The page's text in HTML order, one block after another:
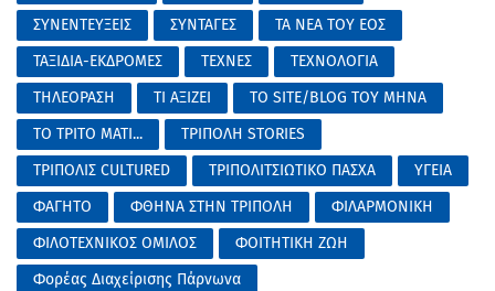
ΣΥΝΕΝΤΕΥΞΕΙΣ
ΣΥΝΤΑΓΕΣ
ΤΑ ΝΕΑ ΤΟΥ ΕΟΣ
ΤΑΞΙΔΙΑ-ΕΚΔΡΟΜΕΣ
ΤΕΧΝΕΣ
ΤΕΧΝΟΛΟΓΙΑ
ΤΗΛΕΟΡΑΣΗ
ΤΙ ΑΞΙΖΕΙ
ΤΟ SITE/BLOG ΤΟΥ ΜΗΝΑ
ΤΟ ΤΡΙΤΟ ΜΑΤΙ...
ΤΡΙΠΟΛΗ STORIES
ΤΡΙΠΟΛΙΣ CULTURED
ΤΡΙΠΟΛΙΤΣΙΩΤΙΚΟ ΠΑΣΧΑ
ΥΓΕΙΑ
ΦΑΓΗΤΟ
ΦΘΗΝΑ ΣΤΗΝ ΤΡΙΠΟΛΗ
ΦΙΛΑΡΜΟΝΙΚΗ
ΦΙΛΟΤΕΧΝΙΚΟΣ ΟΜΙΛΟΣ
ΦΟΙΤΗΤΙΚΗ ΖΩΗ
Φορέας Διαχείρισης Πάρνωνα